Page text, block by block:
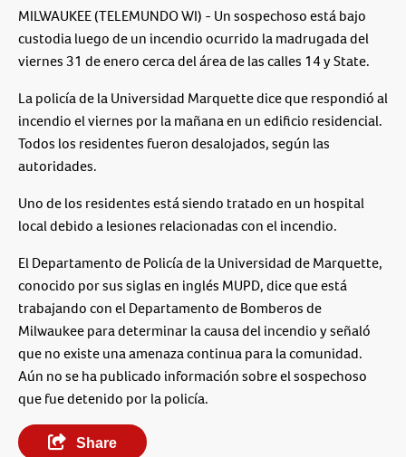
MILWAUKEE (TELEMUNDO WI) - Un sospechoso está bajo
custodia luego de un incendio ocurrido la madrugada del
viernes 31 de enero cerca del área de las calles 14 y State.
La policía de la Universidad Marquette dice que respondió al
incendio el viernes por la mañana en un edificio residencial.
Todos los residentes fueron desalojados, según las
autoridades.
Uno de los residentes está siendo tratado en un hospital
local debido a lesiones relacionadas con el incendio.
El Departamento de Policía de la Universidad de Marquette,
conocido por sus siglas en inglés MUPD, dice que está
trabajando con el Departamento de Bomberos de
Milwaukee para determinar la causa del incendio y señaló
que no existe una amenaza continua para la comunidad.
Aún no se ha publicado información sobre el sospechoso
que fue detenido por la policía.
Share